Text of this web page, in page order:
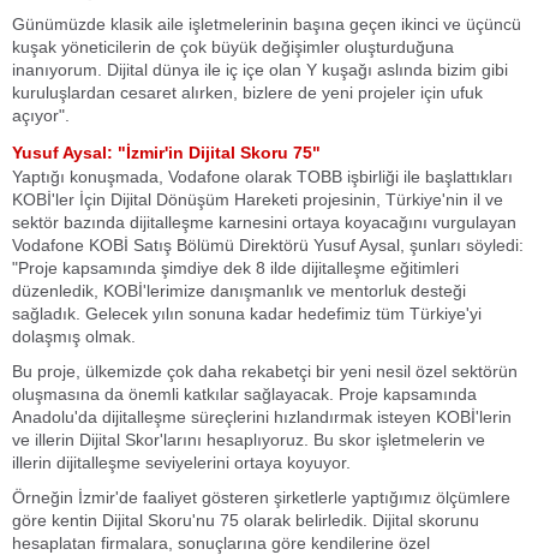
Günümüzde klasik aile işletmelerinin başına geçen ikinci ve üçüncü
kuşak yöneticilerin de çok büyük değişimler oluşturduğuna
inanıyorum. Dijital dünya ile iç içe olan Y kuşağı aslında bizim gibi
kuruluşlardan cesaret alırken, bizlere de yeni projeler için ufuk
açıyor".
Yusuf Aysal: "İzmir'in Dijital Skoru 75"
Yaptığı konuşmada, Vodafone olarak TOBB işbirliği ile başlattıkları
KOBİ'ler İçin Dijital Dönüşüm Hareketi projesinin, Türkiye'nin il ve
sektör bazında dijitalleşme karnesini ortaya koyacağını vurgulayan
Vodafone KOBİ Satış Bölümü Direktörü Yusuf Aysal, şunları söyledi:
"Proje kapsamında şimdiye dek 8 ilde dijitalleşme eğitimleri
düzenledik, KOBİ'lerimize danışmanlık ve mentorluk desteği
sağladık. Gelecek yılın sonuna kadar hedefimiz tüm Türkiye'yi
dolaşmış olmak.
Bu proje, ülkemizde çok daha rekabetçi bir yeni nesil özel sektörün
oluşmasına da önemli katkılar sağlayacak. Proje kapsamında
Anadolu'da dijitalleşme süreçlerini hızlandırmak isteyen KOBİ'lerin
ve illerin Dijital Skor'larını hesaplıyoruz. Bu skor işletmelerin ve
illerin dijitalleşme seviyelerini ortaya koyuyor.
Örneğin İzmir'de faaliyet gösteren şirketlerle yaptığımız ölçümlere
göre kentin Dijital Skoru'nu 75 olarak belirledik. Dijital skorunu
hesaplatan firmalara, sonuçlarına göre kendilerine özel